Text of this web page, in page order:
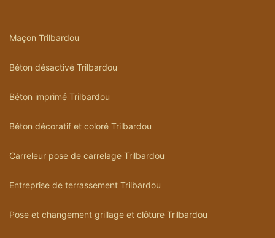
Maçon Trilbardou
Béton désactivé Trilbardou
Béton imprimé Trilbardou
Béton décoratif et coloré Trilbardou
Carreleur pose de carrelage Trilbardou
Entreprise de terrassement Trilbardou
Pose et changement grillage et clôture Trilbardou